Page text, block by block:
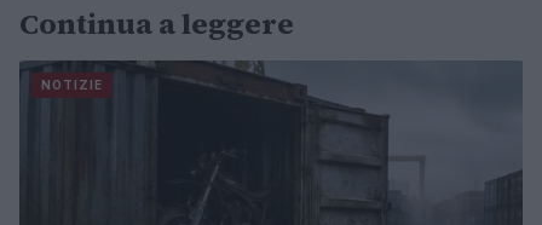
Continua a leggere
NOTIZIE